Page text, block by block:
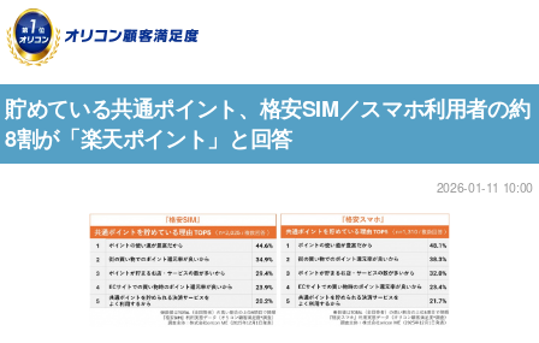
貯めている共通ポイント、格安SIM／スマホ利用者の約
8割が「楽天ポイント」と回答
2026-01-11 10:00